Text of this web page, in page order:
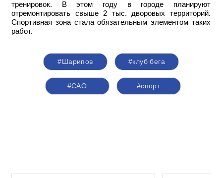
тренировок. В этом году в городе планируют
отремонтировать свыше 2 тыс. дворовых территорий.
Спортивная зона стала обязательным элементом таких
работ.
#Шарипов #клуб бега
#САО #спорт